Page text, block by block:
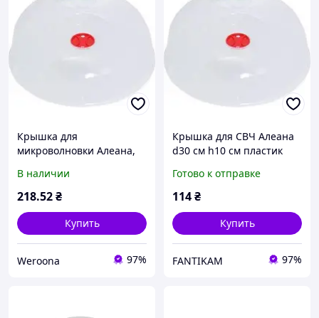
Крышка для
микроволновки Алеана,
см, высота 10 см
(167071/301904) "Wr"
В наличии
218.52₴
Купить
Weroona 97%
Крышка для СВЧ Алеана
d30 см h10 см пластик
доставкой по Украине
Готово к отправке
114₴
Купить
FANTIKAM 97%